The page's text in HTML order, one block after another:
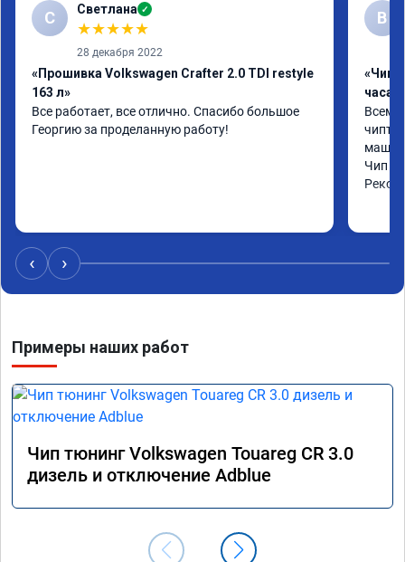
С Светлана ✓
★★★★★
28 декабря 2022
«Прошивка Volkswagen Crafter 2.0 TDI restyle
163 л»
Все работает, все отлично. Спасибо большое
Георгию за проделанную работу!
В
«Чип
часа»
Всем
Чип
‹ ›
Примеры наших работ
Чип тюнинг Volkswagen Touareg CR 3.0
дизель и отключение Adblue